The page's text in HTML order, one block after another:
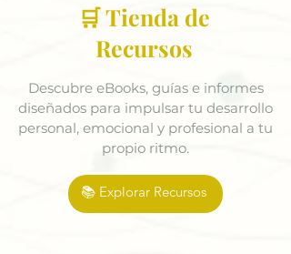
🛒 Tienda de
Recursos
Descubre eBooks, guías e informes
diseñados para impulsar tu desarrollo
personal, emocional y profesional a tu
propio ritmo.
📚 Explorar Recursos